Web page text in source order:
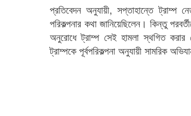
প্রতিবেদন অনুযায়ী, সপ্তাহান্তে ট্রাম্প
পরিকল্পনার কথা জানিয়েছিলেন। কিন্তু
অনুরোধে ট্রাম্প সেই হামলা স্থগিত
ট্রাম্পকে পূর্বপরিকল্পনা অনুযায়ী সামরিক